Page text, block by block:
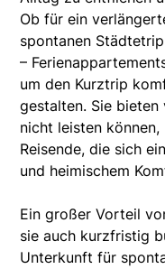
Ob für ein
spontanen
–
um den Kurztrip
gestalten. Sie
nicht leisten
Reisende, die sich
und heimischem
Ein großer Vorteil
sie auch kurzfristig
Unterkunft für